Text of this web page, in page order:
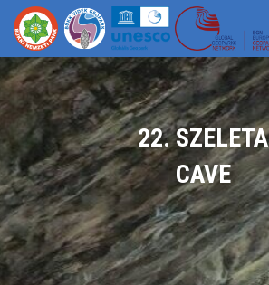
22. SZELETA
CAVE